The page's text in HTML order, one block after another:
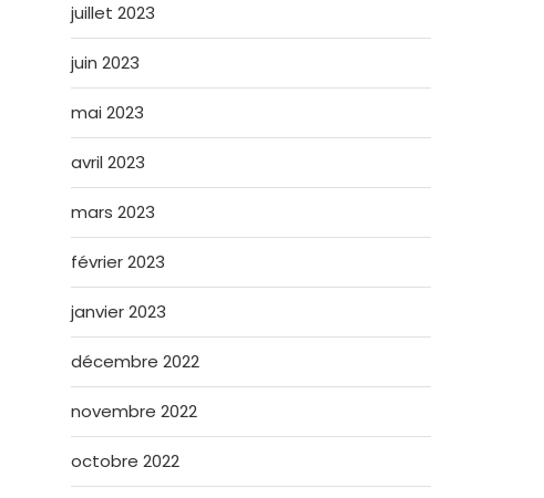
juillet 2023
juin 2023
mai 2023
avril 2023
mars 2023
février 2023
janvier 2023
décembre 2022
novembre 2022
octobre 2022